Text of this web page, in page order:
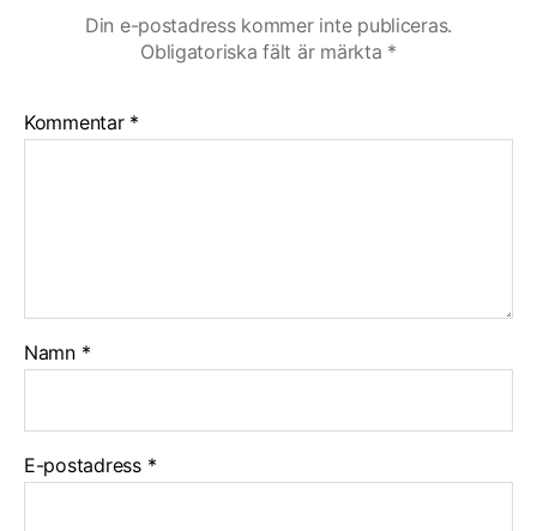
Din e-postadress kommer inte publiceras.
Obligatoriska fält är märkta *
Kommentar *
Namn *
E-postadress *